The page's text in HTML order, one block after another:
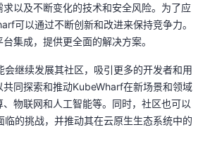
以及不断变化的技术和安全风险。为了应
可以通过不断创新和改进来保持竞争力。
集成，提供更全面的解决方案。
继续发展其社区，吸引更多的开发者和用
共同探索和推动KubeWharf在新场景和领域
物联网和人工智能等。同时，社区也可以
的挑战，并推动其在云原生生态系统中的